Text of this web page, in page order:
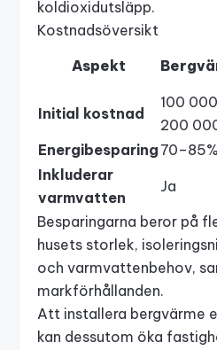
koldioxidutsläpp.
Kostnadsöversikt
Aspekt
Initial kostnad
100
200
Energibesparing 70–85%
Inkluderar
varmvatten
Ja
Besparingarna beror på
husets storlek,
och varmvattenbehov,
markförhållanden.
Att installera bergvärme
kan dessutom öka